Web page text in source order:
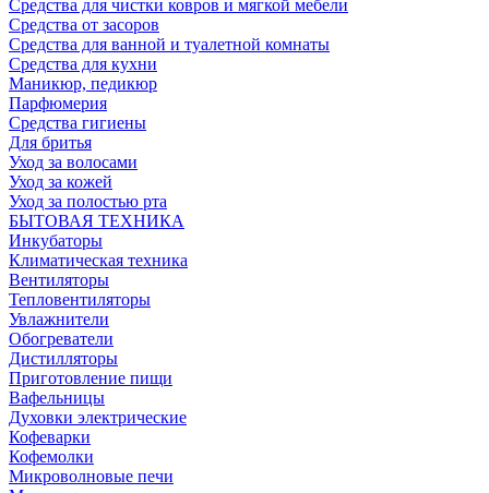
Средства для чистки ковров и мягкой мебели
Средства от засоров
Средства для ванной и туалетной комнаты
Средства для кухни
Маникюр, педикюр
Парфюмерия
Средства гигиены
Для бритья
Уход за волосами
Уход за кожей
Уход за полостью рта
БЫТОВАЯ ТЕХНИКА
Инкубаторы
Климатическая техника
Вентиляторы
Тепловентиляторы
Увлажнители
Обогреватели
Дистилляторы
Приготовление пищи
Вафельницы
Духовки электрические
Кофеварки
Кофемолки
Микроволновые печи